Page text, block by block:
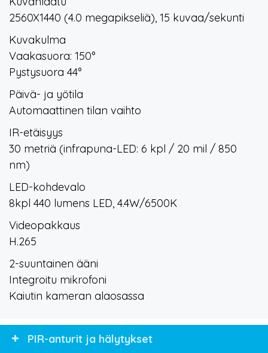
2560X1440 (4.0 megapikseliä), 15 kuvaa/sekunti
Kuvakulma
Vaakasuora: 150°
Pystysuora 44°
Päivä- ja yötila
Automaattinen tilan vaihto
IR-etäisyys
30 metriä (infrapuna-LED: 6 kpl / 20 mil / 850
nm)
LED-kohdevalo
8kpl 440 lumens LED, 4.4W/6500K
Videopakkaus
H.265
2-suuntainen ääni
Integroitu mikrofoni
Kaiutin kameran alaosassa
PIR-anturit ja hälytykset